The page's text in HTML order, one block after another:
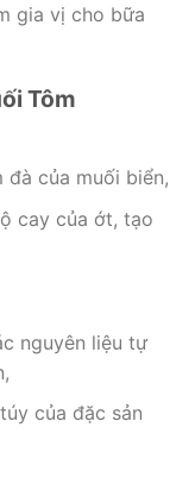
gia vị cho bữa
Tôm
của muối biển,
cay của ớt, tạo
nguyên liệu tự
của đặc sản